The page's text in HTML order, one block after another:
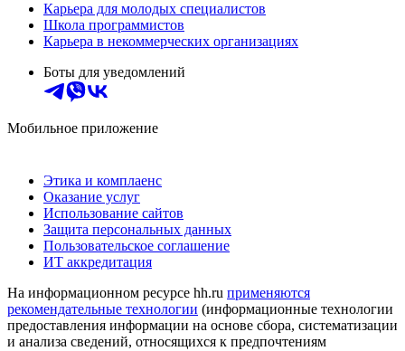
Карьера для молодых специалистов
Школа программистов
Карьера в некоммерческих организациях
Боты для уведомлений
Мобильное приложение
Этика и комплаенс
Оказание услуг
Использование сайтов
Защита персональных данных
Пользовательское соглашение
ИТ аккредитация
На информационном ресурсе hh.ru применяются
рекомендательные технологии (информационные технологии
предоставления информации на основе сбора, систематизации
и анализа сведений, относящихся к предпочтениям